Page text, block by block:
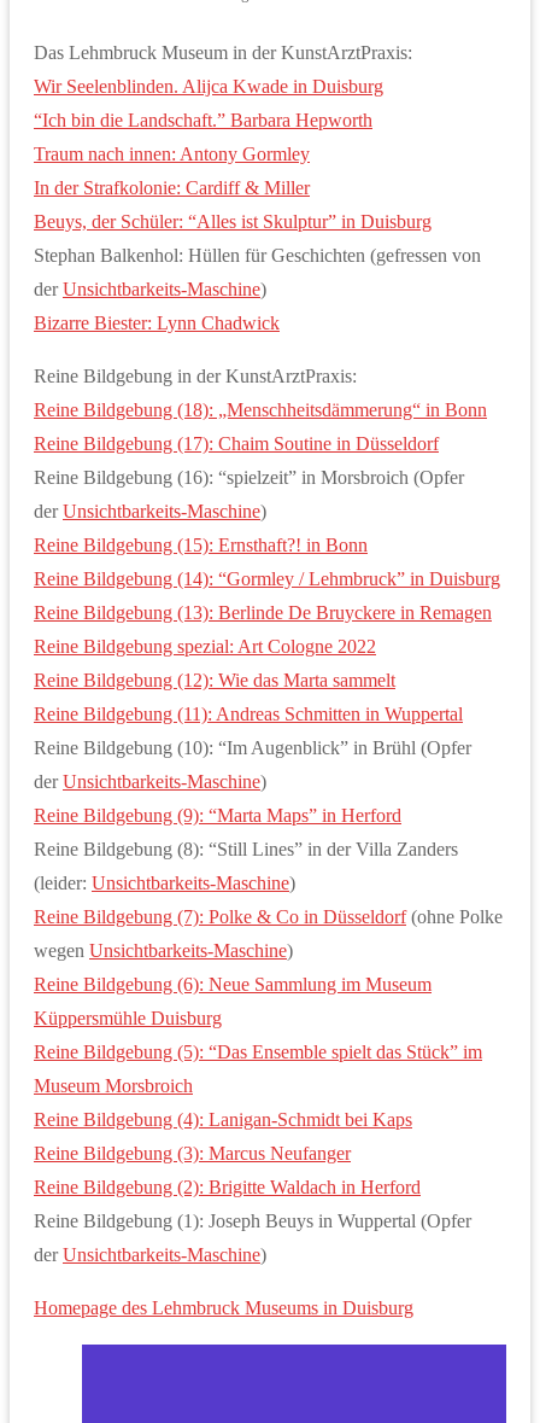
Das Lehmbruck Museum in der KunstArztPraxis:
Wir Seelenblinden. Alijca Kwade in Duisburg
“Ich bin die Landschaft.” Barbara Hepworth
Traum nach innen: Antony Gormley
In der Strafkolonie: Cardiff & Miller
Beuys, der Schüler: “Alles ist Skulptur” in Duisburg
Stephan Balkenhol: Hüllen für Geschichten (gefressen von
derUnsichtbarkeits-Maschine)
Bizarre Biester: Lynn Chadwick
Reine Bildgebung in der KunstArztPraxis:
Reine Bildgebung (18): „Menschheitsdämmerung“ in Bonn
Reine Bildgebung (17): Chaim Soutine in Düsseldorf
Reine Bildgebung (16): “spielzeit” in Morsbroich (Opfer
derUnsichtbarkeits-Maschine)
Reine Bildgebung (15): Ernsthaft?! in Bonn
Reine Bildgebung (14): “Gormley / Lehmbruck” in Duisburg
Reine Bildgebung (13): Berlinde De Bruyckere in Remagen
Reine Bildgebung spezial: Art Cologne 2022
Reine Bildgebung (12): Wie das Marta sammelt
Reine Bildgebung (11): Andreas Schmitten in Wuppertal
Reine Bildgebung (10): “Im Augenblick” in Brühl (Opfer
derUnsichtbarkeits-Maschine)
Reine Bildgebung (9): “Marta Maps” in Herford
Reine Bildgebung (8): “Still Lines” in der Villa Zanders
(leider: Unsichtbarkeits-Maschine)
Reine Bildgebung (7): Polke & Co in Düsseldorf(ohne Polke
wegen Unsichtbarkeits-Maschine)
Reine Bildgebung (6): Neue Sammlung im Museum
Küppersmühle Duisburg
Reine Bildgebung (5): “Das Ensemble spielt das Stück” im
Museum Morsbroich
Reine Bildgebung (4): Lanigan-Schmidt bei Kaps
Reine Bildgebung (3): Marcus Neufanger
Reine Bildgebung (2): Brigitte Waldach in Herford
Reine Bildgebung (1): Joseph Beuys in Wuppertal (Opfer
derUnsichtbarkeits-Maschine)
Homepage des Lehmbruck Museums in Duisburg